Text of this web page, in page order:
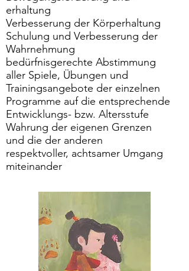
erhaltung
Verbesserung der Körperhaltung
Schulung und Verbesserung der
Wahrnehmung
bedürfnisgerechte Abstimmung
aller Spiele, Übungen und
Trainingsangebote der einzelnen
Programme auf die entsprechende
Entwicklungs- bzw. Altersstufe
Wahrung der eigenen Grenzen
und die der anderen
respektvoller, achtsamer Umgang
miteinander